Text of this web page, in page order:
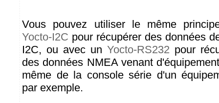
Vous pouvez utiliser le même
Yocto-I2C pour récupérer des données
I2C, ou avec un Yocto-RS232 pour
des données NMEA venant
même de la console série d'un
par exemple.